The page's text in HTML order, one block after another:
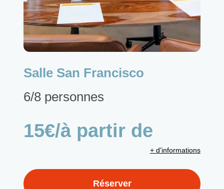
Salle San Francisco
6/8 personnes
15€/à partir de
+ d'informations
Réserver